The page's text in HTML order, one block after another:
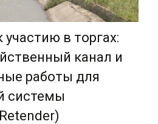
в торгах:
канал и
работы для
системы